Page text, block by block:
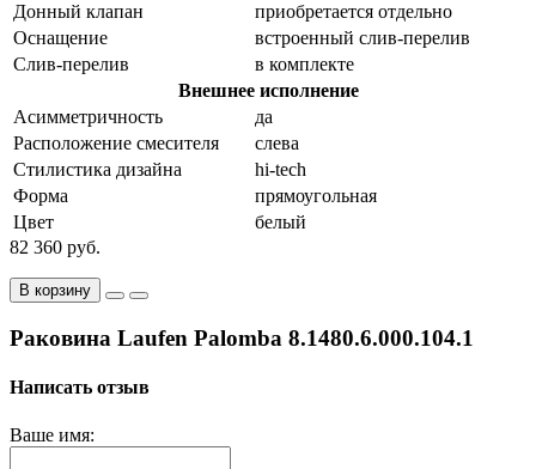
Донный клапан
приобретается отдельно
Оснащение
встроенный слив-перелив
Слив-перелив
в комплекте
Внешнее исполнение
Асимметричность
да
Расположение смесителя
слева
Стилистика дизайна
hi-tech
Форма
прямоугольная
Цвет
белый
82 360 руб.
В корзину
Раковина Laufen Palomba 8.1480.6.000.104.1
Написать отзыв
Ваше имя: